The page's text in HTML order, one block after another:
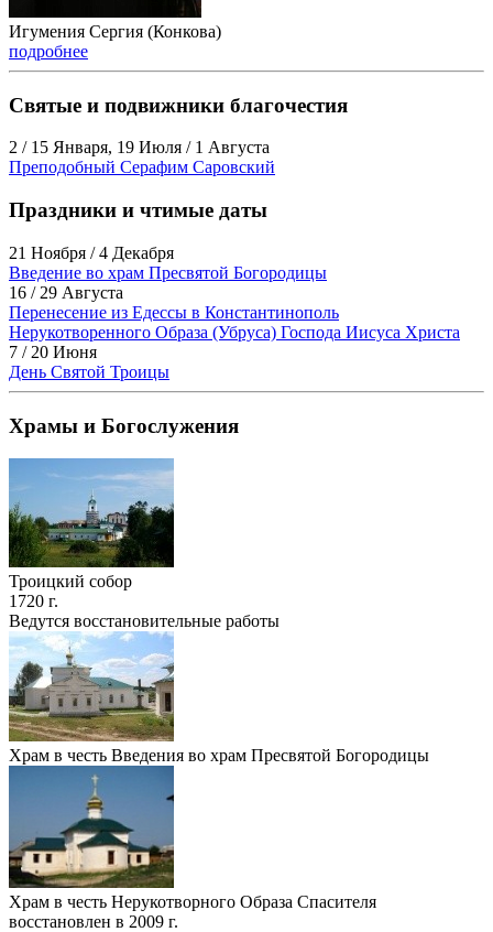
Игумения Сергия (Конкова)
подробнее
Святые и подвижники благочестия
2 / 15 Января, 19 Июля / 1 Августа
Преподобный Серафим Саровский
Праздники и чтимые даты
21 Ноября / 4 Декабря
Введение во храм Пресвятой Богородицы
16 / 29 Августа
Перенесение из Едессы в Константинополь
Нерукотворенного Образа (Убруса) Господа Иисуса Христа
7 / 20 Июня
День Святой Троицы
Храмы и Богослужения
Троицкий собор
1720 г.
Ведутся восстановительные работы
Храм в честь Введения во храм Пресвятой Богородицы
Храм в честь Нерукотворного Образа Спасителя
восстановлен в 2009 г.